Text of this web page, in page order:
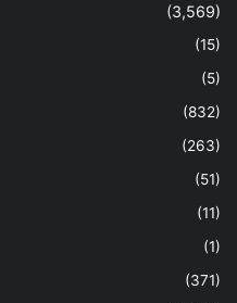
(3,569)
(15)
(5)
(832)
(263)
(51)
(11)
(1)
(371)